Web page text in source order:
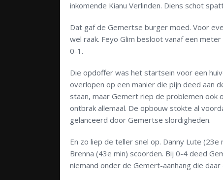
inkomende Kianu Verlinden. Diens schot
Dat gaf de Gemertse burger moed. Voor
wel raak. Feyo Glim besloot vanaf een
0-1.
Die opdoffer was het startsein voor een
overlopen op een manier die pijn deed aan
staan, maar Gemert riep de problemen ook
ontbrak allemaal. De opbouw stokte al
gelanceerd door Gemertse slordigheden.
En zo liep de teller snel op. Danny Lute
Brenna (43e min) scoorden. Bij 0-4 deed
niemand onder de Gemert-aanhang die